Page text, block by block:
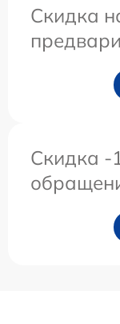
Скидка
Скидка -